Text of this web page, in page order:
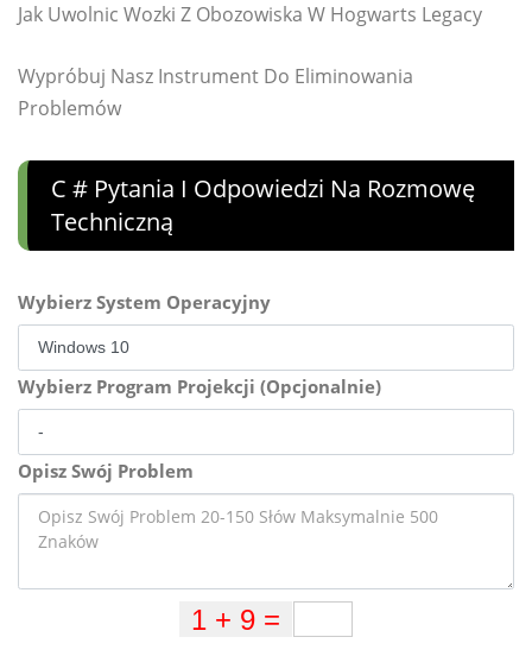
Jak Uwolnic Wozki Z Obozowiska W Hogwarts Legacy
Wypróbuj Nasz Instrument Do Eliminowania
Problemów
C # Pytania I Odpowiedzi Na Rozmowę
Techniczną
Wybierz System Operacyjny
Wybierz Program Projekcji (Opcjonalnie)
Opisz Swój Problem